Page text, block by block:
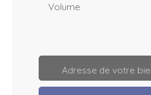
Volume
Adresse de votre